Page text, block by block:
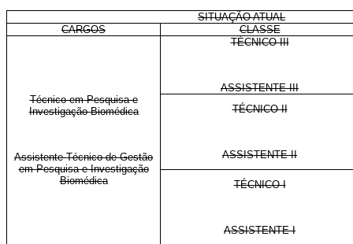
SITUAÇÃO ATUAL
CARGOS
CLASSE
Técnico em Pesquisa e
Investigação Biomédica
Assistente Técnico de Gestão
em Pesquisa e Investigação
Biomédica
TÉCNICO III
ASSISTENTE III
TÉCNICO II
ASSISTENTE II
TÉCNICO I
ASSISTENTE I